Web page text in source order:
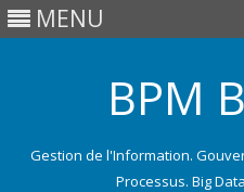
MENU
BPM
Gestion de l'Information.
Processus. Big